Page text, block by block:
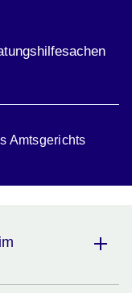
Amtsgerichts